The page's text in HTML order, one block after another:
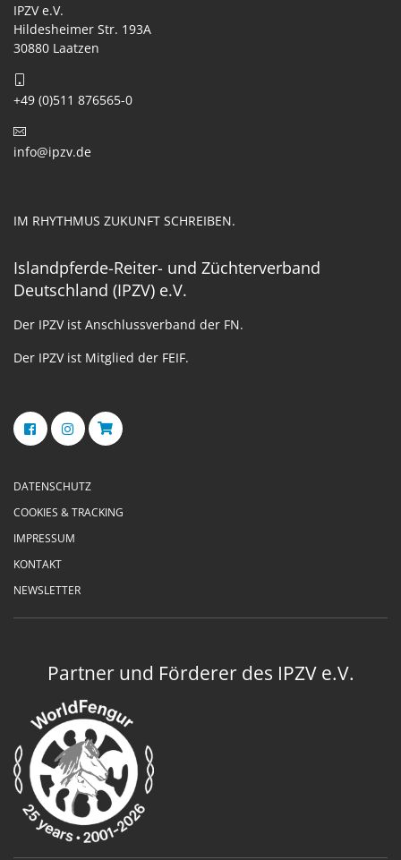
IPZV e.V.
Hildesheimer Str. 193A
30880 Laatzen
+49 (0)511 876565-0
info@ipzv.de
IM RHYTHMUS ZUKUNFT SCHREIBEN.
Islandpferde-Reiter- und Züchterverband
Deutschland (IPZV) e.V.
Der IPZV ist Anschlussverband der FN.
Der IPZV ist Mitglied der FEIF.
DATENSCHUTZ
COOKIES & TRACKING
IMPRESSUM
KONTAKT
NEWSLETTER
Partner und Förderer des IPZV e.V.